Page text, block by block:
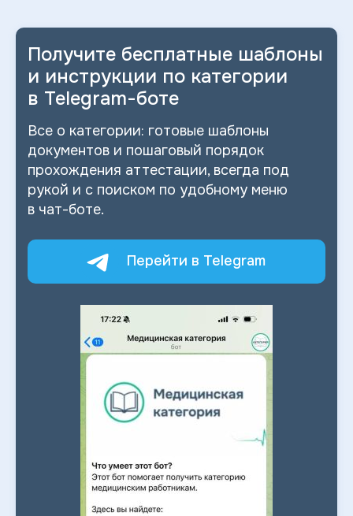
Получите бесплатные шаблоны
и инструкции по категории
в Telegram-боте
Все о категории: готовые шаблоны
документов и пошаговый порядок
прохождения аттестации, всегда под
рукой и с поиском по удобному меню
в чат-боте.
Перейти в Telegram